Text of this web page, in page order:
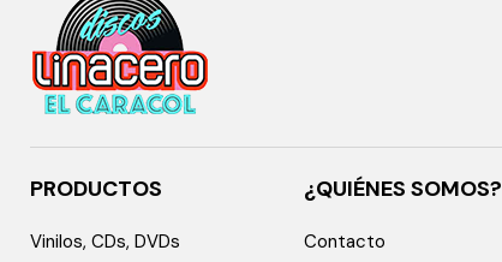
PRODUCTOS
Vinilos, CDs, DVDs
¿QUIÉNES SOMOS?
Contacto